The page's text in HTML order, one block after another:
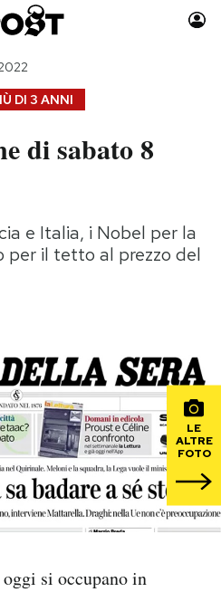
Auto
Moda
Storie/Idee
Ok Boomer!
Mondiali calcio 2026
DI 3 ANNI
di sabato 8
e Italia, i Nobel per la
per il tetto al prezzo del
LE
ALTRE
FOTO
si occupano in